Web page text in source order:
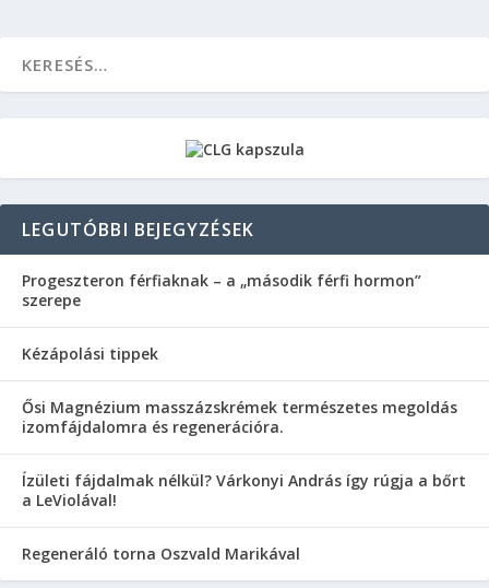
LEGUTÓBBI BEJEGYZÉSEK
Progeszteron férfiaknak – a „második férfi hormon”
szerepe
Kézápolási tippek
Ősi Magnézium masszázskrémek természetes megoldás
izomfájdalomra és regenerációra.
Ízületi fájdalmak nélkül? Várkonyi András így rúgja a bőrt
a LeViolával!
Regeneráló torna Oszvald Marikával